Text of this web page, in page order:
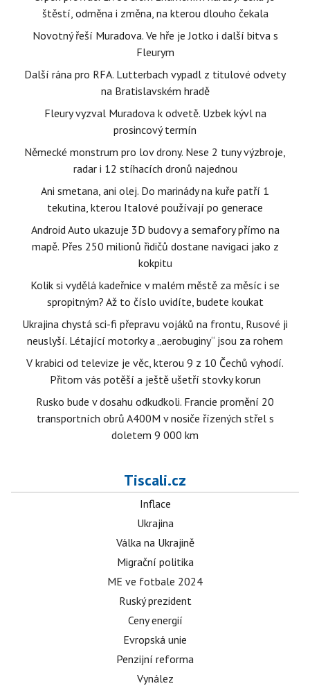
štěstí, odměna i změna, na kterou dlouho čekala
Novotný řeší Muradova. Ve hře je Jotko i další bitva s
Fleurym
Další rána pro RFA. Lutterbach vypadl z titulové odvety
na Bratislavském hradě
Fleury vyzval Muradova k odvetě. Uzbek kývl na
prosincový termín
Německé monstrum pro lov drony. Nese 2 tuny výzbroje,
radar i 12 stíhacích dronů najednou
Ani smetana, ani olej. Do marinády na kuře patří 1
tekutina, kterou Italové používají po generace
Android Auto ukazuje 3D budovy a semafory přímo na
mapě. Přes 250 milionů řidičů dostane navigaci jako z
kokpitu
Kolik si vydělá kadeřnice v malém městě za měsíc i se
spropitným? Až to číslo uvidíte, budete koukat
Ukrajina chystá sci-fi přepravu vojáků na frontu, Rusové ji
neuslyší. Létající motorky a „aerobuginy“ jsou za rohem
V krabici od televize je věc, kterou 9 z 10 Čechů vyhodí.
Přitom vás potěší a ještě ušetří stovky korun
Rusko bude v dosahu odkudkoli. Francie promění 20
transportních obrů A400M v nosiče řízených střel s
doletem 9 000 km
Tiscali.cz
Inflace
Ukrajina
Válka na Ukrajině
Migrační politika
ME ve fotbale 2024
Ruský prezident
Ceny energií
Evropská unie
Penzijní reforma
Vynález